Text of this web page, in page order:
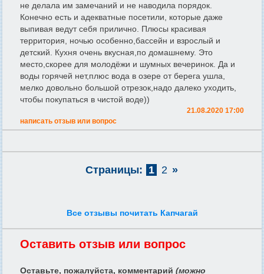
не делала им замечаний и не наводила порядок.
Конечно есть и адекватные посетили, которые даже
выпивая ведут себя прилично. Плюсы красивая
территория, ночью особенно,бассейн и взрослый и
детский. Кухня очень вкусная,по домашнему. Это
место,скорее для молодёжи и шумных вечеринок. Да и
воды горячей нет,плюс вода в озере от берега ушла,
мелко довольно большой отрезок,надо далеко уходить,
чтобы покупаться в чистой воде))
21.08.2020 17:00
написать отзыв или вопрос
Страницы: 1 2 »
Все отзывы почитать Капчагай
Оставить отзыв или вопрос
Оставьте, пожалуйста, комментарий (можно